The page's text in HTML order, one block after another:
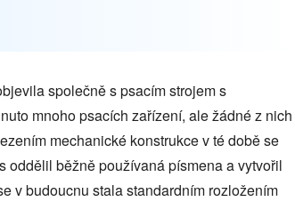
společně s psacím strojem s
mnoho psacích zařízení, ale žádné z nich
mechanické konstrukce v té době se
oddělil běžně používaná písmena a vytvořil
v budoucnu stala standardním rozložením